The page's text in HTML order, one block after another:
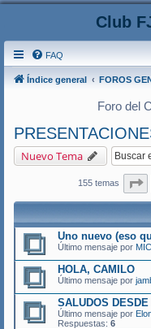
Club
FAQ
Índice general FOROS
Foro del
Nuevo Tema
155 temas
Uno nuevo (eso
Último mensaje por
HOLA, CAMILO
Último mensaje por
SALUDOS DESDE
Último mensaje por
Respuestas: 6